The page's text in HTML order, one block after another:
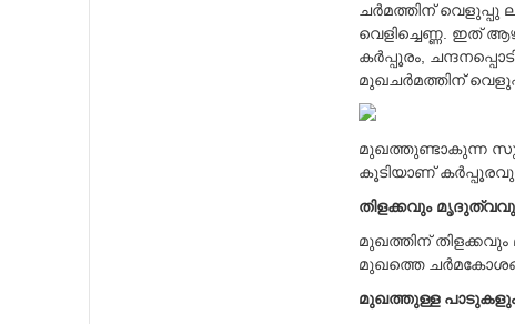
ചര്‍മത്തിന് വെളുപ്പു
വെളിച്ചെണ്ണ. ഇത്
കര്‍പ്പൂരം,
മുഖചര്‍മത്തിന്
മുഖത്തുണ്ടാകുന്ന
കൂടിയാണ്
തിളക്കവും
മുഖത്തിന്
മുഖത്തെ
മുഖത്തുള്ള പാടുകളും